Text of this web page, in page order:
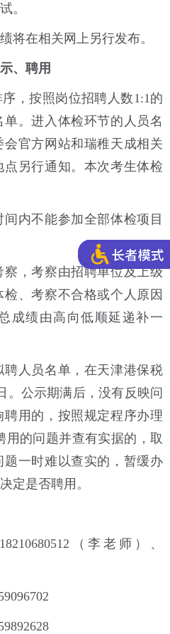
。
在相关网上另行发布。
、聘用
按照岗位招聘人数1:1的
。进入体检环节的人员名
官方网站和瑞稚天成相关
另行通知。本次考生体检
内不能参加全部体检项目
，考察由招聘单位及上级
、考察不合格或个人原因
成绩由高向低顺延递补一
人员名单，在天津港保税
。公示期满后，没有反映问
用的，按照规定程序办理
用的问题并查有实据的，取
一时难以查实的，暂缓办
定是否聘用。
（李老师）、